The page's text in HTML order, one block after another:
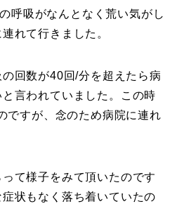
呼吸がなんとなく荒い気がし
れて行きました。
回数が40回/分を超えたら病
言われていました。この時
ですが、念のため病院に連れ
て様子をみて頂いたのです
状もなく落ち着いていたの